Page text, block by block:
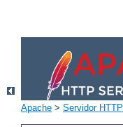
Apache > Servidor HTTP